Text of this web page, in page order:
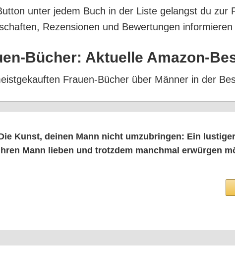
unter jedem Buch in der Lis­te gelangst du zur
Rezen­sio­nen und Bewer­tun­gen
Bücher: Aktu­el­le Amazon-
Frau­en-Bücher über Män­ner in der
Kunst, dei­nen Mann nicht umzu­brin­gen: Ein
Mann lie­ben und trotz­dem manch­mal erwür­gen